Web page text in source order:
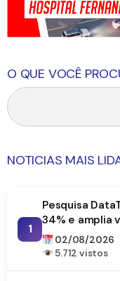
O QUE VOCÊ
NOTICIAS MAIS
1
Pesquisa
34% e amplia
da Paraíba
02/08/2026
5.712 vistos